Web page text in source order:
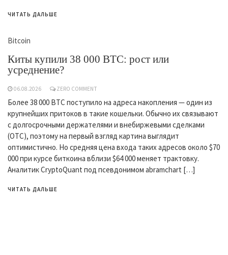
ЧИТАТЬ ДАЛЬШЕ
Bitcoin
Киты купили 38 000 BTC: рост или
усреднение?
06.08.2026 ZERO COMMENT
Более 38 000 BTC поступило на адреса накопления — один из
крупнейших притоков в такие кошельки. Обычно их связывают
с долгосрочными держателями и внебиржевыми сделками
(OTC), поэтому на первый взгляд картина выглядит
оптимистично. Но средняя цена входа таких адресов около $70
000 при курсе биткоина вблизи $64 000 меняет трактовку.
Аналитик CryptoQuant под псевдонимом abramchart […]
ЧИТАТЬ ДАЛЬШЕ